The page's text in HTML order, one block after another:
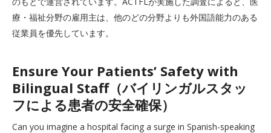
療・福祉分野の雇用主は、他のどの分野よりも外国語能力のある
従業員を優先しています。
Ensure Your Patients’ Safety with
Bilingual Staff（バイリンガルスタッ
フによる患者の安全確保）
Can you imagine a hospital facing a surge in Spanish-speaking